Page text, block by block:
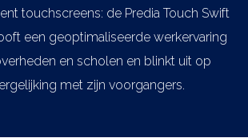
touchscreens: de Predia Touch Swift
een geoptimaliseerde werkervaring
en scholen en blinkt uit op
met zijn voorgangers.